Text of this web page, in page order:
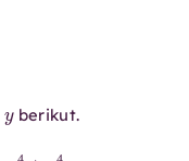
berikut.
+y 4